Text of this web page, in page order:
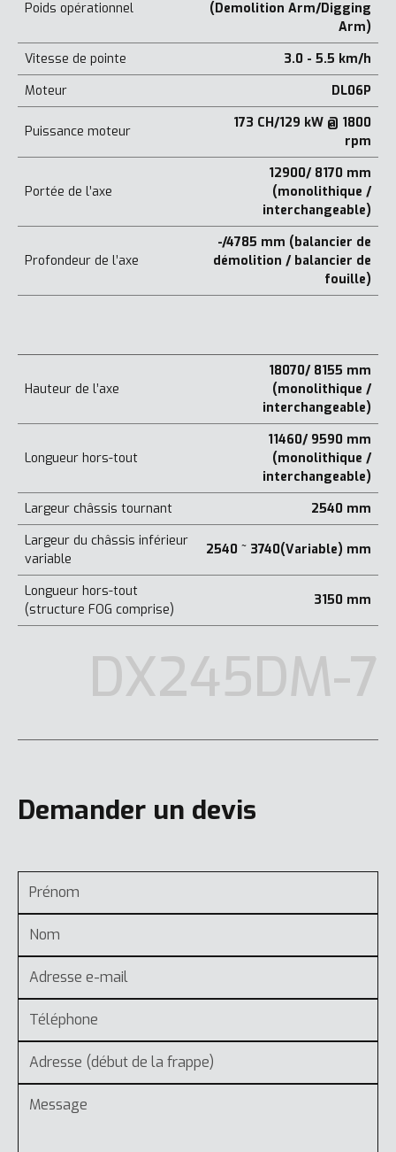
Poids opérationnel
(Demolition Arm/Digging
Arm)
Vitesse de pointe
3.0 - 5.5 km/h
Moteur
DL06P
Puissance moteur
173 CH/129 kW @ 1800
rpm
Portée de l’axe
12900/ 8170 mm
(monolithique /
interchangeable)
Profondeur de l’axe
-/4785 mm (balancier de
démolition / balancier de
fouille)
Hauteur de l’axe
18070/ 8155 mm
(monolithique /
interchangeable)
Longueur hors-tout
11460/ 9590 mm
(monolithique /
interchangeable)
Largeur châssis tournant
2540 mm
Largeur du châssis inférieur
variable
2540 ~ 3740(Variable) mm
Longueur hors-tout
(structure FOG comprise)
3150 mm
DX245DM-7
Demander un devis